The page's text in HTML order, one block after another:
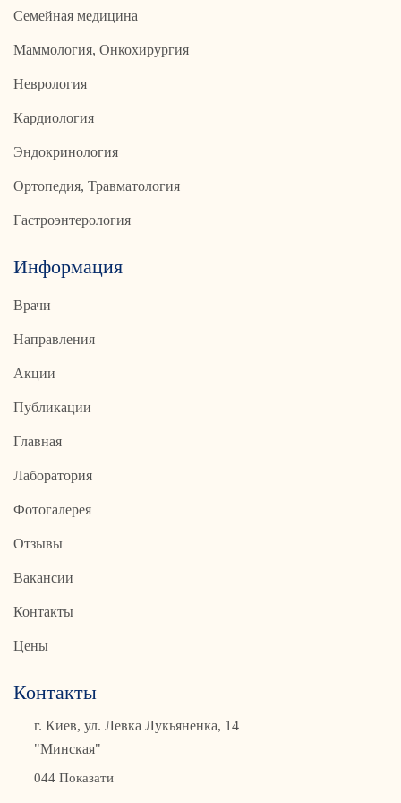
Семейная медицина
Маммология, Онкохирургия
Неврология
Кардиология
Эндокринология
Ортопедия, Травматология
Гастроэнтерология
Информация
Врачи
Направления
Акции
Публикации
Главная
Лаборатория
Фотогалерея
Отзывы
Вакансии
Контакты
Цены
Контакты
г. Киев, ул. Левка Лукьяненка, 14
"Минская"
044 Показати